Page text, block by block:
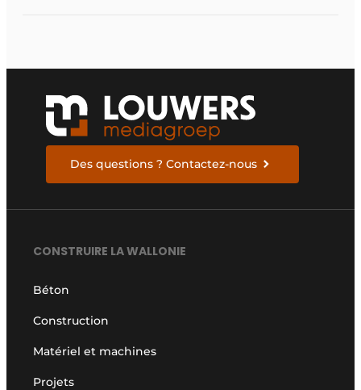
Des questions ? Contactez-nous
CONSTRUIRE LA WALLONIE
Béton
Construction
Matériel et machines
Projets